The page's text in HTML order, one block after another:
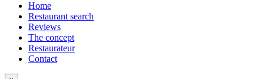
Home
Restaurant search
Reviews
The concept
Restaurateur
Contact